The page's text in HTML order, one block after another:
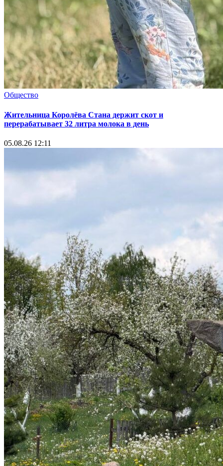
Общество
Жительница Королёва Стана держит скот и
перерабатывает 32 литра молока в день
05.08.26 12:11